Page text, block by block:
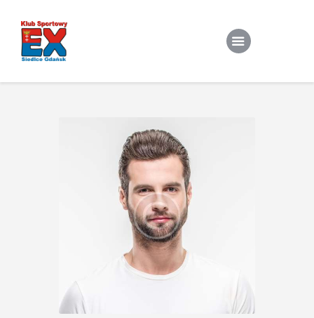
Stroje klubowe
Treningi Indywidualne
Do pobrania